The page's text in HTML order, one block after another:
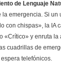
de Lenguaje
la emergencia. Si un
con chispas», la IA
«Crítico» y enruta la
cuadrillas de
telefónicos.